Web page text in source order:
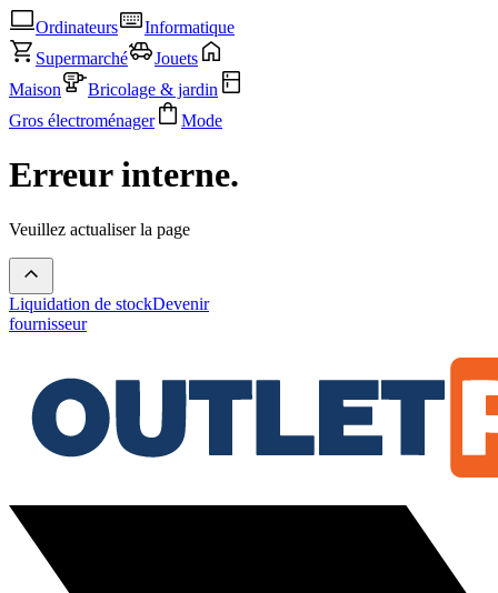
Ordinateurs
Informatique
Supermarché
Jouets
Maison
Bricolage & jardin
Gros électroménager
Mode
Erreur interne.
Veuillez actualiser la page
Liquidation de stockDevenir
fournisseur